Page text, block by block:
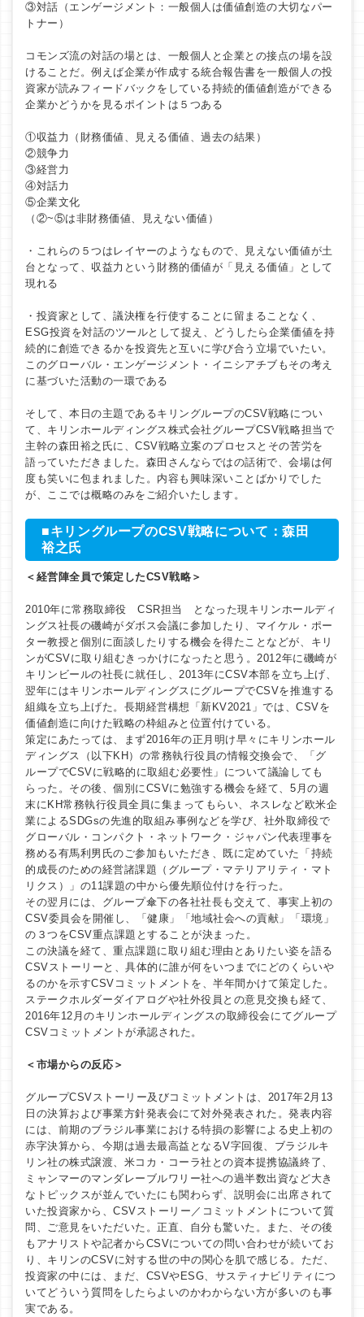
③対話（エンゲージメント：一般個人は価値創造の大切なパー
トナー）
コモンズ流の対話の場とは、一般個人と企業との接点の場を設
けることだ。例えば企業が作成する統合報告書を一般個人の投
資家が読みフィードバックをしている持続的価値創造ができる
企業かどうかを見るポイントは５つある
①収益力（財務価値、見える価値、過去の結果）
②競争力
③経営力
④対話力
⑤企業文化
（②~⑤は非財務価値、見えない価値）
・これらの５つはレイヤーのようなもので、見えない価値が土
台となって、収益力という財務的価値が「見える価値」として
現れる
・投資家として、議決権を行使することに留まることなく、
ESG投資を対話のツールとして捉え、どうしたら企業価値を持
続的に創造できるかを投資先と互いに学び合う立場でいたい。
このグローバル・エンゲージメント・イニシアチブもその考え
に基づいた活動の一環である
そして、本日の主題であるキリングループのCSV戦略につい
て、キリンホールディングス株式会社グループCSV戦略担当で
主幹の森田裕之氏に、CSV戦略立案のプロセスとその苦労を
語っていただきました。森田さんならではの話術で、会場は何
度も笑いに包まれました。内容も興味深いことばかりでした
が、ここでは概略のみをご紹介いたします。
■キリングループのCSV戦略について：森田
裕之氏
＜経営陣全員で策定したCSV戦略＞
2010年に常務取締役 CSR担当 となった現キリンホールディ
ングス社長の磯崎がダボス会議に参加したり、マイケル・ポー
ター教授と個別に面談したりする機会を得たことなどが、キリ
ンがCSVに取り組むきっかけになったと思う。2012年に磯崎が
キリンビールの社長に就任し、2013年にCSV本部を立ち上げ、
翌年にはキリンホールディングスにグループでCSVを推進する
組織を立ち上げた。長期経営構想「新KV2021」では、CSVを
価値創造に向けた戦略の枠組みと位置付けている。
策定にあたっては、まず2016年の正月明け早々にキリンホール
ディングス（以下KH）の常務執行役員の情報交換会で、「グ
ループでCSVに戦略的に取組む必要性」について議論しても
らった。その後、個別にCSVに勉強する機会を経て、5月の週
末にKH常務執行役員全員に集まってもらい、ネスレなど欧米企
業によるSDGsの先進的取組み事例などを学び、社外取締役で
グローバル・コンパクト・ネットワーク・ジャパン代表理事を
務める有馬利男氏のご参加もいただき、既に定めていた「持続
的成長のための経営諸課題（グループ・マテリアリティ・マト
リクス）」の11課題の中から優先順位付けを行った。
その翌月には、グループ傘下の各社社長も交えて、事実上初の
CSV委員会を開催し、「健康」「地域社会への貢献」「環境」
の３つをCSV重点課題とすることが決まった。
この決議を経て、重点課題に取り組む理由とありたい姿を語る
CSVストーリーと、具体的に誰が何をいつまでにどのくらいや
るのかを示すCSVコミットメントを、半年間かけて策定した。
ステークホルダーダイアログや社外役員との意見交換も経て、
2016年12月のキリンホールディングスの取締役会にてグループ
CSVコミットメントが承認された。
＜市場からの反応＞
グループCSVストーリー及びコミットメントは、2017年2月13
日の決算および事業方針発表会にて対外発表された。発表内容
には、前期のブラジル事業における特損の影響による史上初の
赤字決算から、今期は過去最高益となるV字回復、ブラジルキ
リン社の株式譲渡、米コカ・コーラ社との資本提携協議終了、
ミャンマーのマンダレーブルワリー社への過半数出資など大き
なトピックスが並んでいたにも関わらず、説明会に出席されて
いた投資家から、CSVストーリー／コミットメントについて質
問、ご意見をいただいた。正直、自分も驚いた。また、その後
もアナリストや記者からCSVについての問い合わせが続いてお
り、キリンのCSVに対する世の中の関心を肌で感じる。ただ、
投資家の中には、まだ、CSVやESG、サスティナビリティにつ
いてどういう質問をしたらよいのかわからない方が多いのも事
実である。